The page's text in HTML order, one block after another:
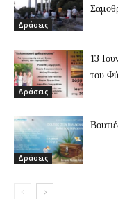
Δράσεις
Δράσεις
13
του
Δράσεις